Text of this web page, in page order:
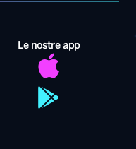
Le nostre app